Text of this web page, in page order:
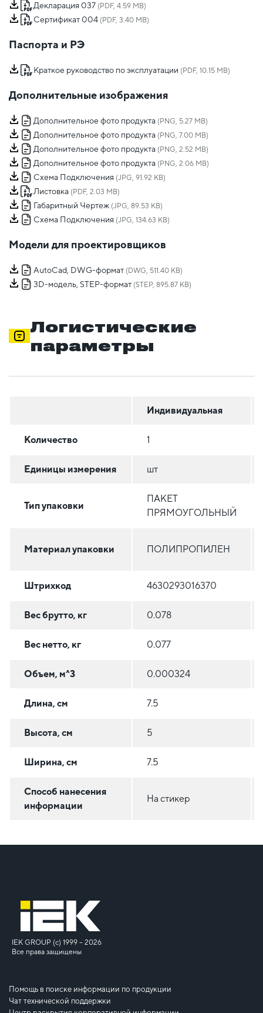
Декларация 037 (PDF, 4.59 MB)
Сертификат 004 (PDF, 3.40 MB)
Паспорта и РЭ
Краткое руководство по эксплуатации (PDF, 10.15 MB)
Дополнительные изображения
Дополнительное фото продукта (PNG, 5.27 MB)
Дополнительное фото продукта (PNG, 7.00 MB)
Дополнительное фото продукта (PNG, 2.52 MB)
Дополнительное фото продукта (PNG, 2.06 MB)
Схема Подключения (JPG, 91.92 KB)
Листовка (PDF, 2.03 MB)
Габаритный Чертеж (JPG, 89.53 KB)
Схема Подключения (JPG, 134.63 KB)
Модели для проектировщиков
AutoCad, DWG-формат (DWG, 511.40 KB)
3D-модель, STEP-формат (STEP, 895.87 KB)
Логистические
параметры
Индивидуальная
Количество 1
Единицы измерения шт
Тип упаковки
ПАКЕТ
ПРЯМОУГОЛЬНЫЙ
Материал упаковки ПОЛИПРОПИЛЕН
Штрихкод 4630293016370
Вес брутто, кг 0.078
Вес нетто, кг 0.077
Объем, м^3 0.000324
Длина, см 7.5
Высота, см 5
Ширина, см 7.5
Способ нанесения
информации
На стикер
IEK GROUP (c) 1999 – 2026
Все права защищены
Помощь в поиске информации по продукции
Чат технической поддержки